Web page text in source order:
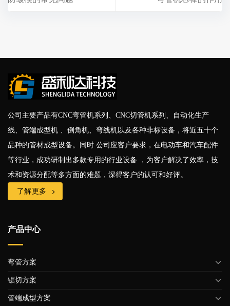
公司主要产品有CNC弯管机系列、CNC切管机系列、自动化生产
线、管端成型机 、倒角机、弯线机以及各种非标设备，将近五十个
品种的管材成型设备。同时 公司应客户要求，在电动车和汽车配件
等行业，成功研制出多款专用的行业设备 ，为客户解决了效率，技
术和资源分配等多方面的难题，深得客户的认可和好评。
了解更多
产品中心
弯管方案
锯切方案
管端成型方案